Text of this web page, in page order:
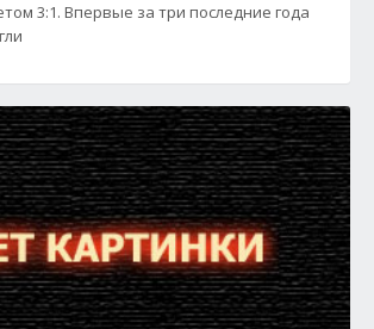
3:1. Впервые за три последние года